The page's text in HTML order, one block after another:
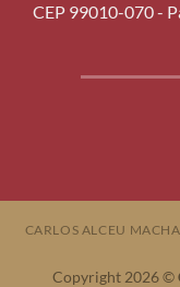
CEP 99010-070 -
CARLOS ALCEU
Copyright 2026 ©